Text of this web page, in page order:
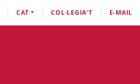
CAT COL·LEGIA'T E-MAIL